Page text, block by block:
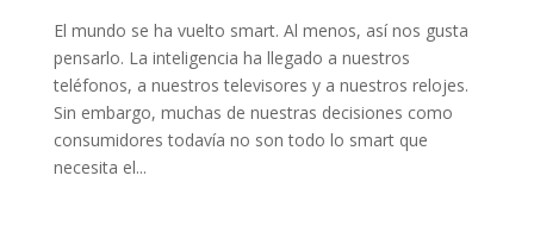
El mundo se ha vuelto smart. Al menos, así nos gusta
pensarlo. La inteligencia ha llegado a nuestros
teléfonos, a nuestros televisores y a nuestros relojes.
Sin embargo, muchas de nuestras decisiones como
consumidores todavía no son todo lo smart que
necesita el...